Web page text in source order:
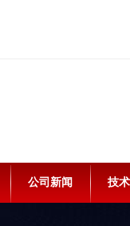
公司新闻 技